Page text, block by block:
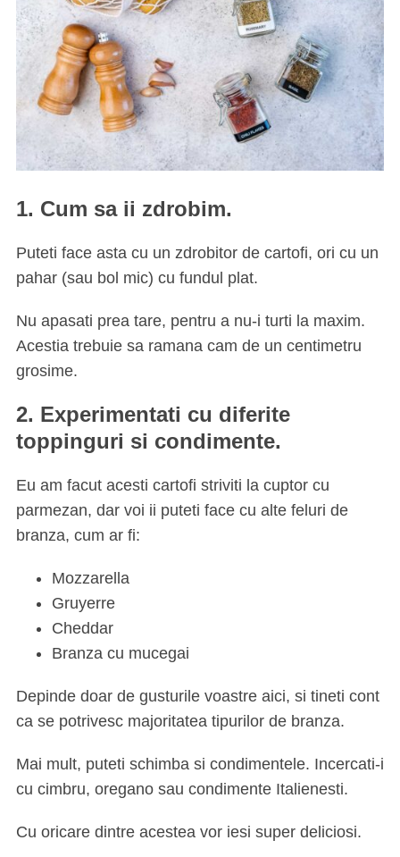
1. Cum sa ii zdrobim.
Puteti face asta cu un zdrobitor de cartofi, ori cu un
pahar (sau bol mic) cu fundul plat.
Nu apasati prea tare, pentru a nu-i turti la maxim.
Acestia trebuie sa ramana cam de un centimetru
grosime.
2. Experimentati cu diferite
toppinguri si condimente.
Eu am facut acesti cartofi striviti la cuptor cu
parmezan, dar voi ii puteti face cu alte feluri de
branza, cum ar fi:
Mozzarella
Gruyerre
Cheddar
Branza cu mucegai
Depinde doar de gusturile voastre aici, si tineti cont
ca se potrivesc majoritatea tipurilor de branza.
Mai mult, puteti schimba si condimentele. Incercati-i
cu cimbru, oregano sau condimente Italienesti.
Cu oricare dintre acestea vor iesi super deliciosi.